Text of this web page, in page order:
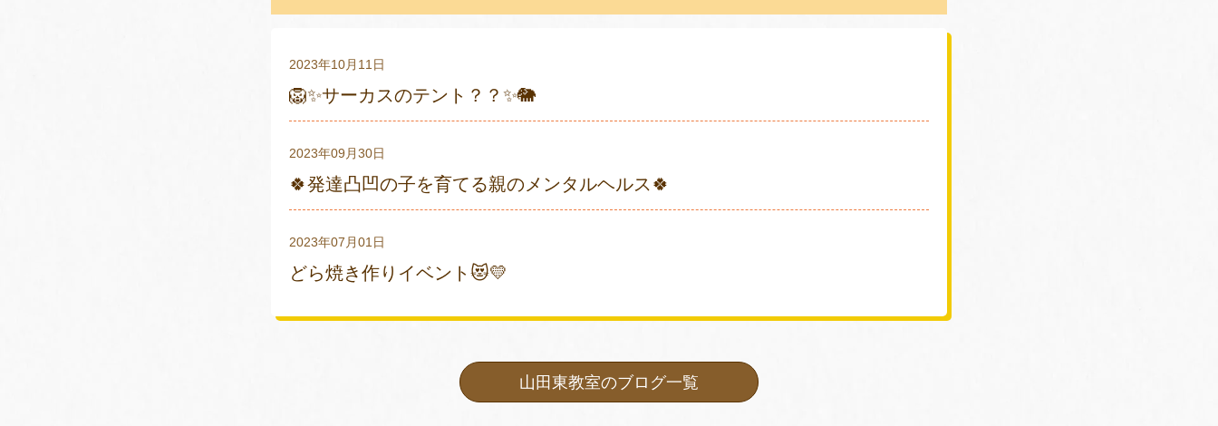
2023年10月11日
🦁✨サーカスのテント？？✨🐘
2023年09月30日
🍀発達凸凹の子を育てる親のメンタルヘルス🍀
2023年07月01日
どら焼き作りイベント😻💛
山田東教室のブログ一覧